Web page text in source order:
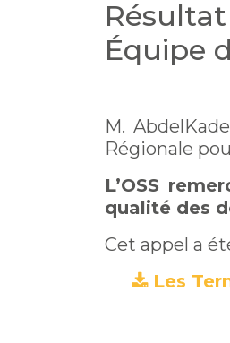
Équipe
M.
Régionale
L’OSS
qualité des
Cet appel a
Les